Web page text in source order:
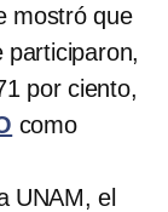
mostró que
participaron,
por ciento,
como
UNAM, el